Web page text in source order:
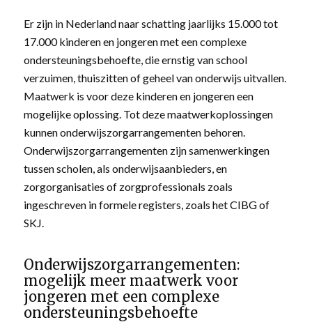
Er zijn in Nederland naar schatting jaarlijks 15.000 tot
17.000 kinderen en jongeren met een complexe
ondersteuningsbehoefte, die ernstig van school
verzuimen, thuiszitten of geheel van onderwijs uitvallen.
Maatwerk is voor deze kinderen en jongeren een
mogelijke oplossing. Tot deze maatwerkoplossingen
kunnen onderwijszorgarrangementen behoren.
Onderwijszorgarrangementen zijn samenwerkingen
tussen scholen, als onderwijsaanbieders, en
zorgorganisaties of zorgprofessionals zoals
ingeschreven in formele registers, zoals het CIBG of
SKJ.
Onderwijszorgarrangementen:
mogelijk meer maatwerk voor
jongeren met een complexe
ondersteuningsbehoefte